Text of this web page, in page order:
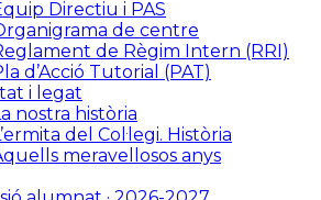
Directiu i PAS
de centre
de Règim Intern (RRI)
d’Acció Tutorial (PAT)
i legat
nostra història
del Col·legi. Història
meravellosos anys